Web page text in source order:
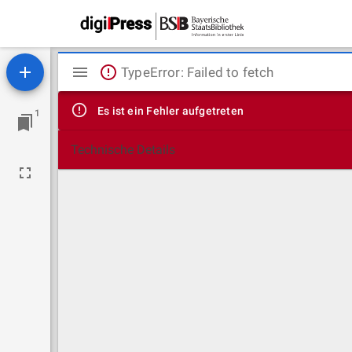
1
Mirador
Viewer
TypeError: Failed to fetch
Es ist ein Fehler aufgetreten
Technische Details